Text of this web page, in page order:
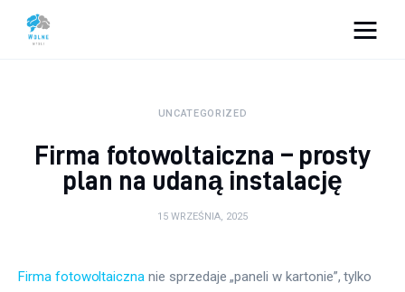
Biznes
UNCATEGORIZED
Firma fotowoltaiczna – prosty
plan na udaną instalację
15 WRZEŚNIA, 2025
Firma fotowoltaiczna nie sprzedaje „paneli w kartonie”, tylko